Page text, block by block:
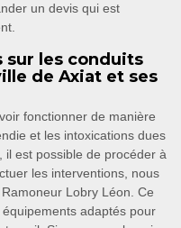
un devis qui est
sur les conduits
de Axiat et ses
fonctionner de manière
et les intoxications dues
il est possible de procéder à
les interventions, nous
Lobry Léon. Ce
adaptés pour